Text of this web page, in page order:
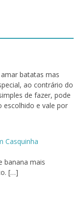
batatas mas
ao contrário do
de fazer, pode
escolhido e vale por
Casquinha
banana mais
[…]